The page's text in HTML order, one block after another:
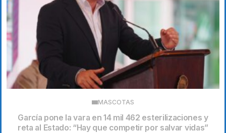
MASCOTAS
García pone la vara en 14 mil 462 esterilizaciones y
reta al Estado: “Hay que competir por salvar vidas”